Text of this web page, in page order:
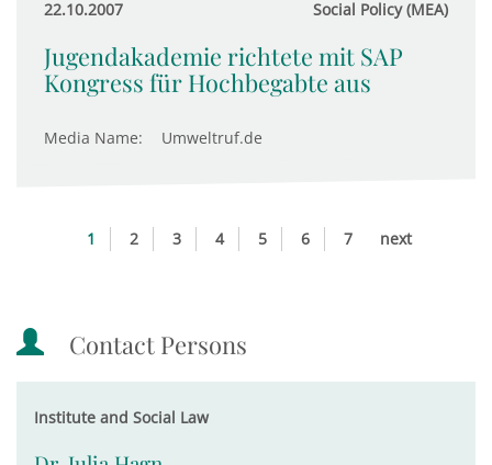
22.10.2007 Social Policy (MEA)
Jugendakademie richtete mit SAP
Kongress für Hochbegabte aus
Media Name: Umweltruf.de
1 2 3 4 5 6 7 next
Contact Persons
Institute and Social Law